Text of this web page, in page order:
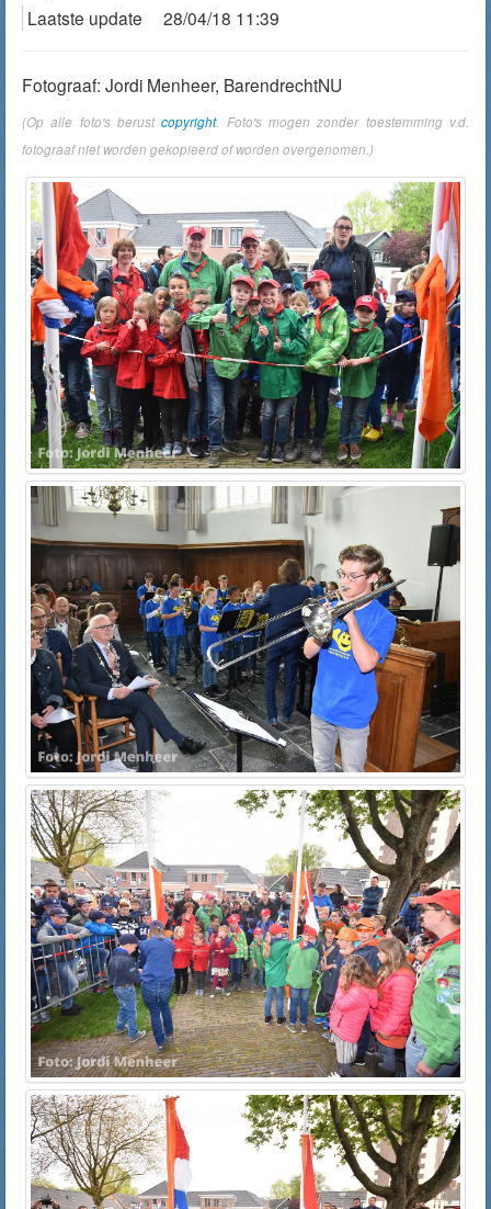
Laatste update
28/04/18 11:39
Fotograaf: Jordi Menheer, BarendrechtNU
(Op alle foto's berustcopyright. Foto's mogen zonder toestemming v.d.
fotograaf niet worden gekopieerd of worden overgenomen.)